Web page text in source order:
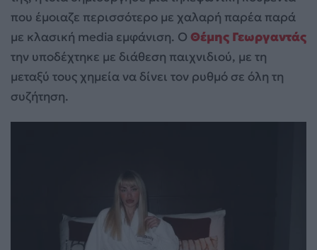
που έμοιαζε περισσότερο με χαλαρή παρέα παρά
με κλασική media εμφάνιση. Ο Θέμης Γεωργαντάς
την υποδέχτηκε με διάθεση παιχνιδιού, με τη
μεταξύ τους χημεία να δίνει τον ρυθμό σε όλη τη
συζήτηση.